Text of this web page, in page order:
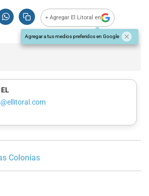
+ Agregar El Litoral en
Agregar a tus medios preferidos en Google
Colonias